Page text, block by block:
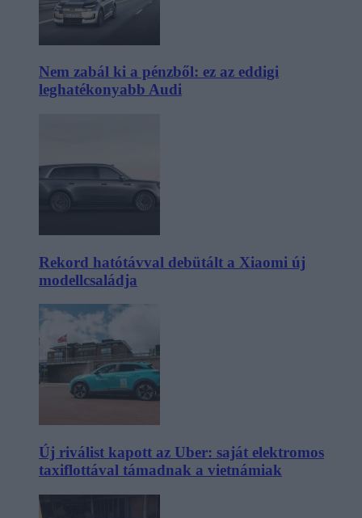
Nem zabál ki a pénzből: ez az eddigi
leghatékonyabb Audi
Rekord hatótávval debütált a Xiaomi új
modellcsaládja
Új riválist kapott az Uber: saját elektromos
taxiflottával támadnak a vietnámiak